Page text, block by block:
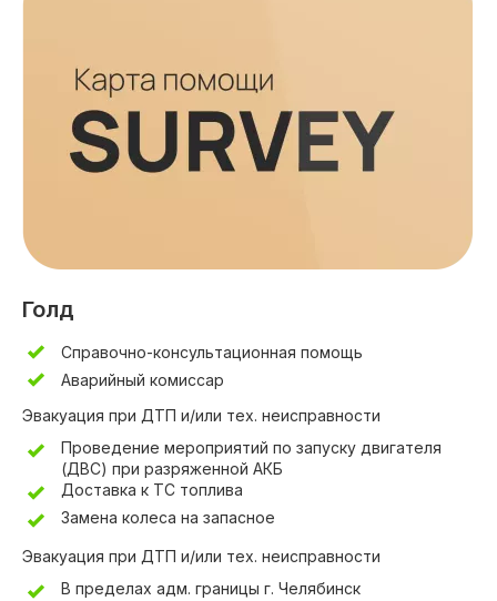
Голд
Справочно-консультационная помощь
Аварийный комиссар
Эвакуация при ДТП и/или тех. неисправности
Проведение мероприятий по запуску двигателя
(ДВС) при разряженной АКБ
Доставка к ТС топлива
Замена колеса на запасное
Эвакуация при ДТП и/или тех. неисправности
В пределах адм. границы г. Челябинск